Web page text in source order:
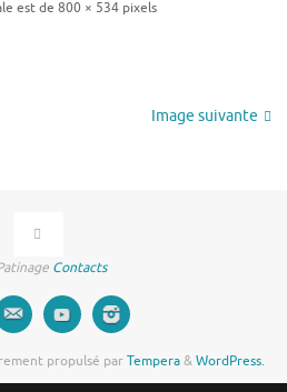
est de 800 × 534pixels
Image suivante
Contacts
propulsé parTempera&WordPress.